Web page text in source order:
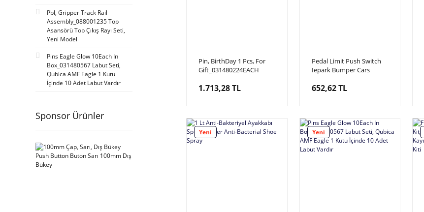
Pbl, Gripper Track Rail
Assembly_088001235 Top
Asansörü Top Çıkış Rayı Seti,
Yeni Model
Pins Eagle Glow 10Each In
Box_031480567 Labut Seti,
Qubica AMF Eagle 1 Kutu
İçinde 10 Adet Labut Vardır
Sponsor Ürünler
Pin, BirthDay 1 Pcs, For
Gift_031480224EACH
Labut, Adet Olarak
1.713,28 TL
Pedal Limit Push Switch
Iepark Bumper Cars
Sviç, Z-15GQ21-B
652,62 TL
Yeni Yeni